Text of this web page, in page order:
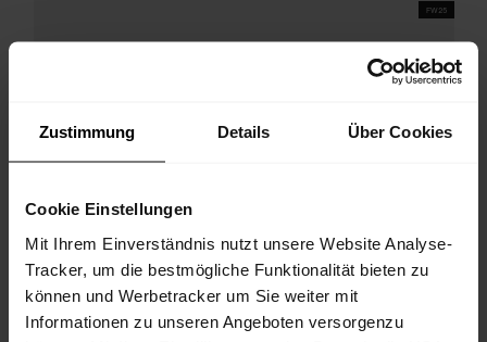
Zustimmung Details Über Cookies
Cookie Einstellungen
Mit Ihrem Einverständnis nutzt unsere Website Analyse-
Tracker, um die bestmögliche Funktionalität bieten zu
können und Werbetracker um Sie weiter mit
Informationen zu unseren Angeboten versorgenzu
FW25